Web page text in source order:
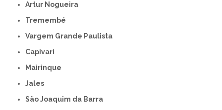
Artur Nogueira
Tremembé
Vargem Grande Paulista
Capivari
Mairinque
Jales
São Joaquim da Barra